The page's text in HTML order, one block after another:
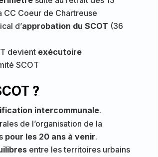
CC Coeur de Chartreuse
d’approbation du SCOT (36
devient exécutoire
SCOT
?
intercommunale.
de l’organisation de la
pour les 20 ans à venir.
entre les territoires urbains